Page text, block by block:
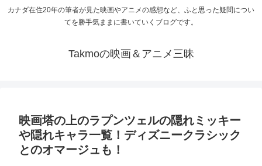
カナダ在住20年の筆者が見た映画やアニメの感想など、ふと思った疑問につい
てを勝手気ままに書いていくブログです。
Takmoの映画＆アニメ三昧
映画塔の上のラプンツェルの隠れミッキー
や隠れキャラ一覧！ディズニークラシック
とのオマージュも！